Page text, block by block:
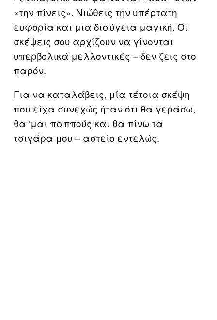
«την πίνεις». Νιώθεις την υπέρτατη
ευφορία και μια διαύγεια μαγική. Οι
σκέψεις σου αρχίζουν να γίνονται
υπερβολικά μελλοντικές – δεν ζεις στο
παρόν.
Για να καταλάβεις, μία τέτοια σκέψη
που είχα συνεχώς ήταν ότι θα γεράσω,
θα ‘μαι παππούς και θα πίνω τα
τσιγάρα μου – αστείο εντελώς.